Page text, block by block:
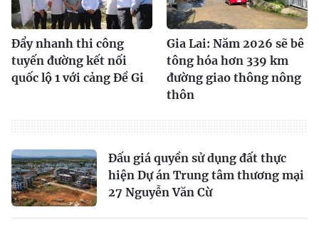
Đẩy nhanh thi công
tuyến đường kết nối
quốc lộ 1 với cảng Đề Gi
Gia Lai: Năm 2026 sẽ bê
tông hóa hơn 339 km
đường giao thông nông
thôn
Đấu giá quyền sử dụng đất thực
hiện Dự án Trung tâm thương mại
27 Nguyễn Văn Cừ